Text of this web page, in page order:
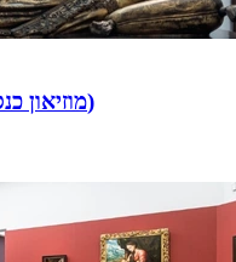
מוזיאון O.L.V-kerk (מוזיאון כנסיית גבירתנו)